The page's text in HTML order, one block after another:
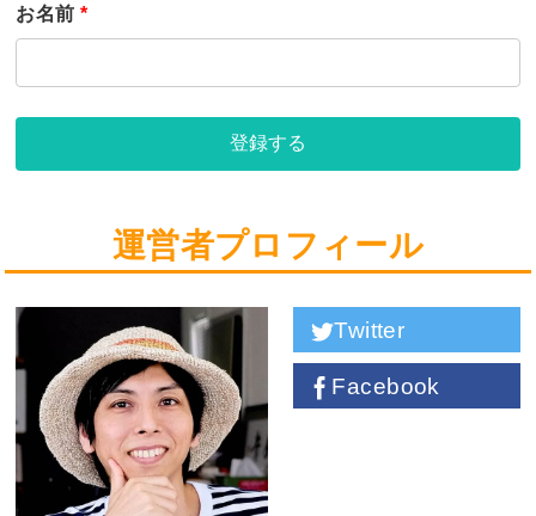
お名前 *
登録する
運営者プロフィール
Twitter
Facebook